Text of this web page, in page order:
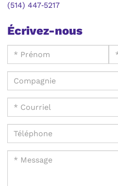
(514) 447‑5217
Écrivez-nous